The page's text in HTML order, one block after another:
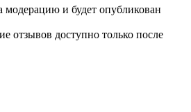
и будет опубликован
отзывов доступно только после